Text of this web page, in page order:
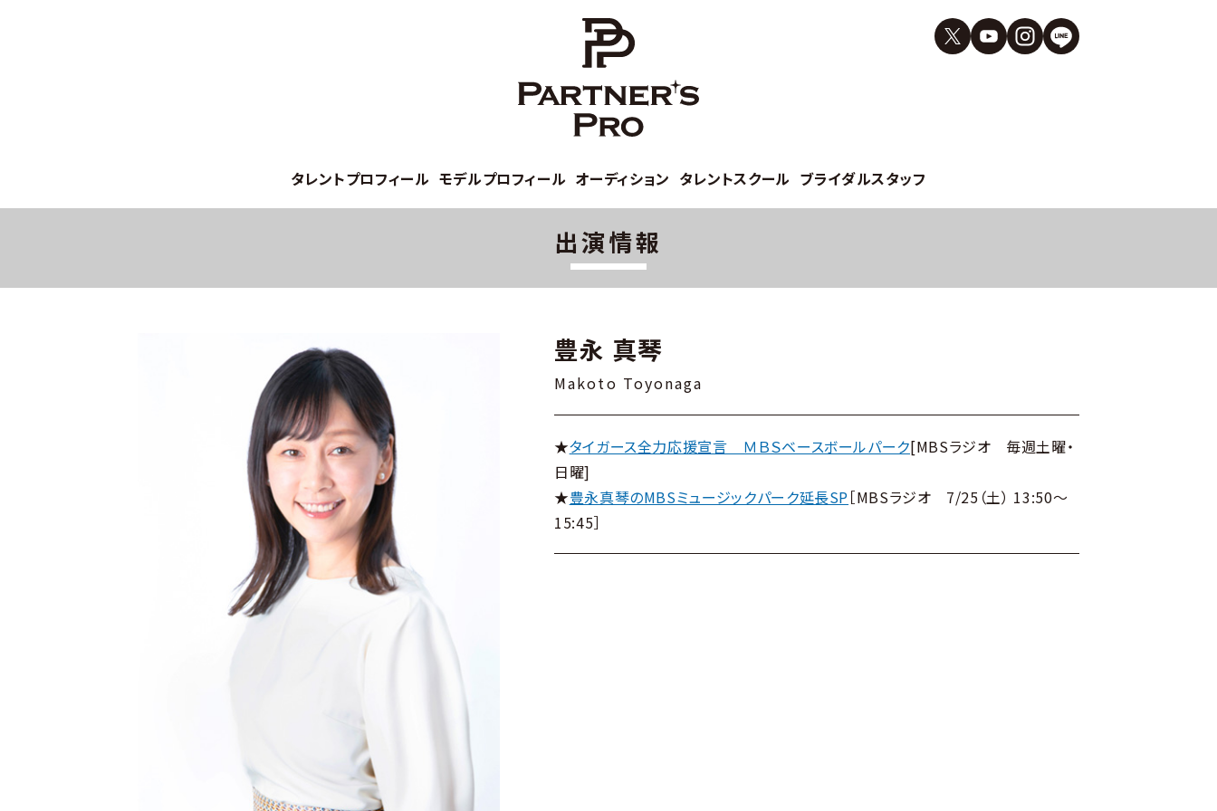
タレントプロフィール モデルプロフィール オーディション タレントスクール ブライダルスタッフ
出演情報
豊永 真琴
Makoto Toyonaga
★タイガース全力応援宣言 ＭＢＳベースボールパーク[MBSラジオ 毎週土曜・
日曜]
★豊永真琴のMBSミュージックパーク延長SP［MBSラジオ 7/25（土） 13:50～
15:45］